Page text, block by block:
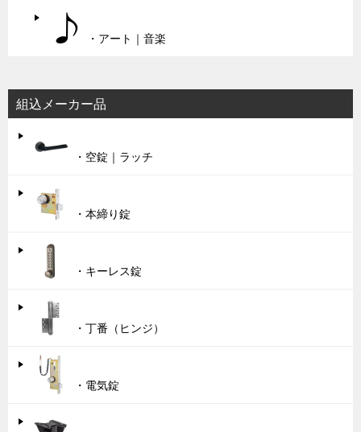
・アート｜音楽
組込メーカー品
・空錠｜ラッチ
・本締り錠
・キーレス錠
・丁番（ヒンジ）
・電気錠